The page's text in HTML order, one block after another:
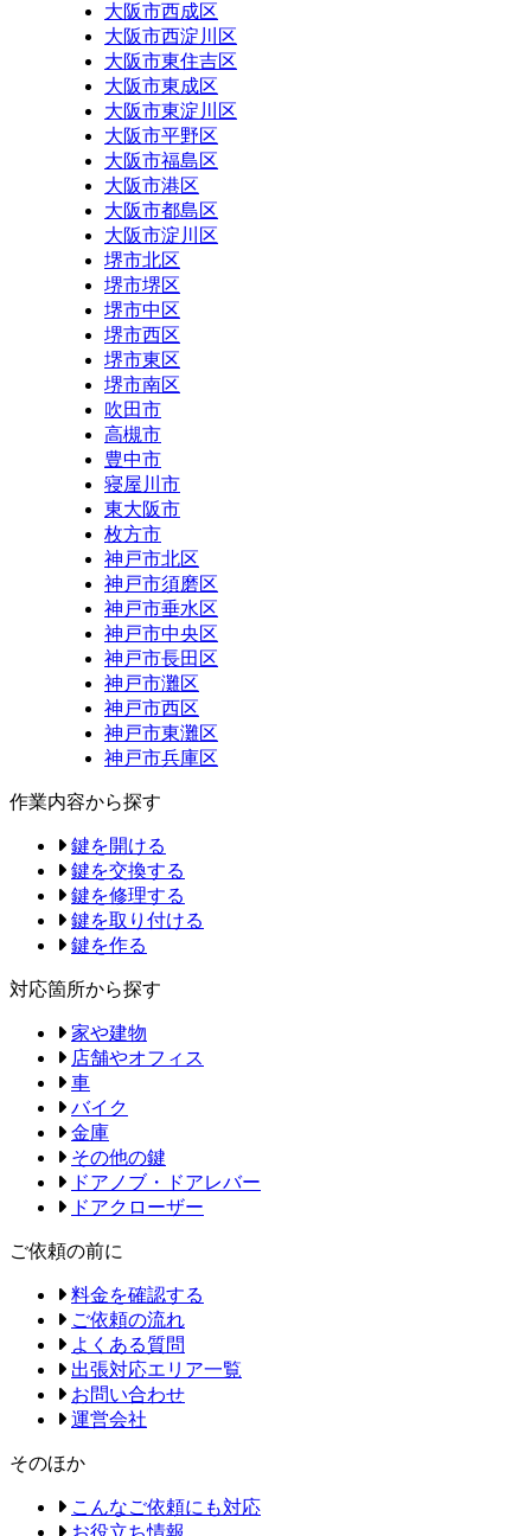
大阪市西成区
大阪市西淀川区
大阪市東住吉区
大阪市東成区
大阪市東淀川区
大阪市平野区
大阪市福島区
大阪市港区
大阪市都島区
大阪市淀川区
堺市北区
堺市堺区
堺市中区
堺市西区
堺市東区
堺市南区
吹田市
高槻市
豊中市
寝屋川市
東大阪市
枚方市
神戸市北区
神戸市須磨区
神戸市垂水区
神戸市中央区
神戸市長田区
神戸市灘区
神戸市西区
神戸市東灘区
神戸市兵庫区
作業内容から探す
鍵を開ける
鍵を交換する
鍵を修理する
鍵を取り付ける
鍵を作る
対応箇所から探す
家や建物
店舗やオフィス
車
バイク
金庫
その他の鍵
ドアノブ・ドアレバー
ドアクローザー
ご依頼の前に
料金を確認する
ご依頼の流れ
よくある質問
出張対応エリア一覧
お問い合わせ
運営会社
そのほか
こんなご依頼にも対応